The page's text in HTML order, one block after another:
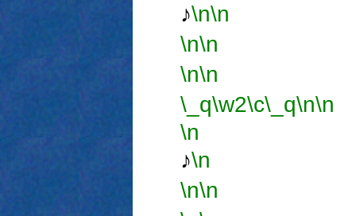
♪\n\n
\n\n
\n\n
\_q\w2\c\_q\n\n
\n
♪\n
\n\n